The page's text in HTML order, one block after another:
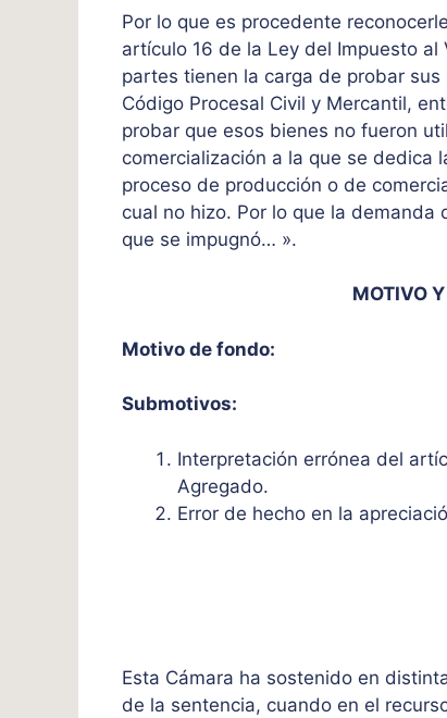
Por lo que es procedente
artículo 16 de la Ley del Impuesto
partes tienen la carga de probar
Código Procesal Civil y Mercantil,
probar que esos bienes no fueron
comercialización a la que se dedica
proceso de producción o de
cual no hizo. Por lo que la
que se impugnó… ».
MOTIVO
Motivo de fondo:
Submotivos:
Interpretación errónea del
Agregado.
Error de hecho en la
Esta Cámara ha sostenido en
de la sentencia, cuando en el